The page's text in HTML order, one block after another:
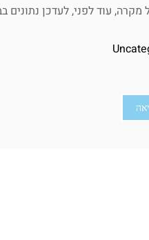
מקרה, עוד לפני, לעדכן נתונים